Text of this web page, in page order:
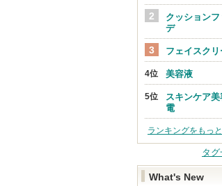
クッションフ
デ
フェイスクリ
美容液
スキンケア美
電
ランキングをもっ
タ
What's New